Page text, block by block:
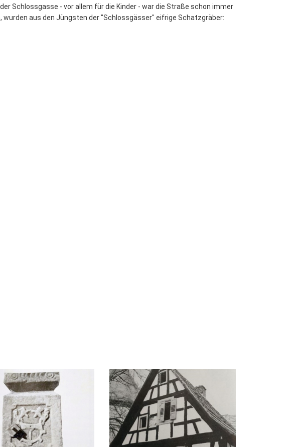
Schlossgasse - vor allem für die Kinder - war die Straße schon immer
wurden aus den Jüngsten der "Schlossgässer" eifrige Schatzgräber: